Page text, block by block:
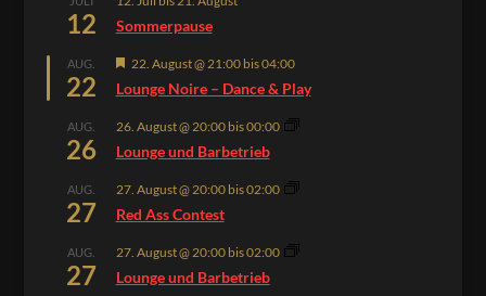
12 Sommerpause
AUG.
22
Hervorgehoben
22. August @ 21:00bis04:00
Lounge Noire – Dance & Play
AUG.
26
26. August @ 20:00bis00:00
Lounge und Barbetrieb
AUG.
27
27. August @ 20:00bis02:00
Red Ass Contest
AUG.
27
27. August @ 20:00bis02:00
Lounge und Barbetrieb